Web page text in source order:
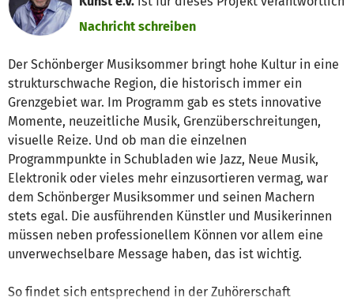
Nachricht schreiben
Der Schönberger Musiksommer bringt hohe Kultur in eine
strukturschwache Region, die historisch immer ein
Grenzgebiet war. Im Programm gab es stets innovative
Momente, neuzeitliche Musik, Grenzüberschreitungen,
visuelle Reize. Und ob man die einzelnen
Programmpunkte in Schubladen wie Jazz, Neue Musik,
Elektronik oder vieles mehr einzusortieren vermag, war
dem Schönberger Musiksommer und seinen Machern
stets egal. Die ausführenden Künstler und Musikerinnen
müssen neben professionellem Können vor allem eine
unverwechselbare Message haben, das ist wichtig.
So findet sich entsprechend in der Zuhörerschaft